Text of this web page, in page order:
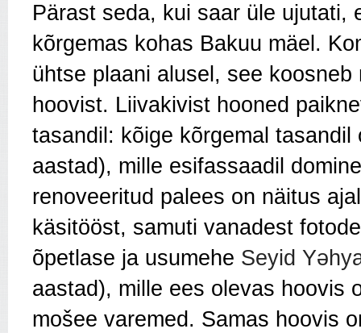
Pärast seda, kui saar üle ujutati,
kõrgemas kohas Bakuu mäel.
ühtse plaani alusel, see
hoovist. Liivakivist hooned
tasandil: kõige kõrgemal tasandil
aastad), mille esifassaadil
renoveeritud palees on näitus
käsitööst, samuti vanadest
õpetlase ja usumehe Seyid
aastad), mille ees olevas hoovis
mošee varemed. Samas hoovis